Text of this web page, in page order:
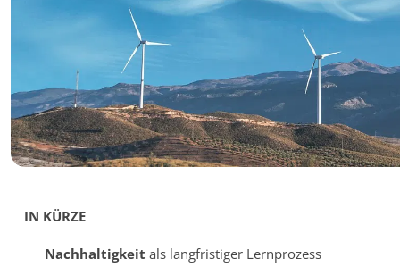
IN KÜRZE
Nachhaltigkeit als langfristiger Lernprozess